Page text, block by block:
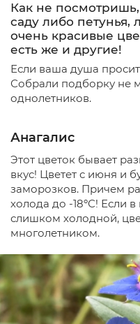
Как не
саду либо петунья,
очень красивые
есть же и другие!
Если ваша душа просит
Собрали подборку не
однолетников.
Анагалис
Этот цветок бывает
вкус! Цветет с июня и
заморозков. Причем
холода до -18ºС! Если
слишком холодной,
многолетником.